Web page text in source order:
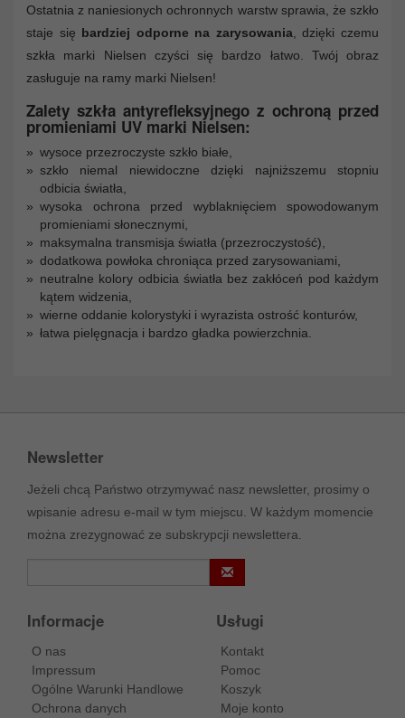
Ostatnia z naniesionych ochronnych warstw sprawia, że szkło
staje się bardziej odporne na zarysowania , dzięki czemu
szkła marki Nielsen czyści się bardzo łatwo. Twój obraz
zasługuje na ramy marki Nielsen!
Zalety szkła antyrefleksyjnego z ochroną przed
promieniami UV marki Nielsen:
wysoce przezroczyste szkło białe,
szkło niemal niewidoczne dzięki najniższemu stopniu
odbicia światła,
wysoka ochrona przed wyblaknięciem spowodowanym
promieniami słonecznymi,
maksymalna transmisja światła (przezroczystość),
dodatkowa powłoka chroniąca przed zarysowaniami,
neutralne kolory odbicia światła bez zakłóceń pod każdym
kątem widzenia,
wierne oddanie kolorystyki i wyrazista ostrość konturów,
łatwa pielęgnacja i bardzo gładka powierzchnia.
Newsletter
Jeżeli chcą Państwo otrzymywać nasz newsletter, prosimy o
wpisanie adresu e-mail w tym miejscu. W każdym momencie
można zrezygnować ze subskrypcji newslettera.
Informacje
O nas
Impressum
Ogólne Warunki Handlowe
Ochrona danych
Usługi
Kontakt
Pomoc
Koszyk
Moje konto